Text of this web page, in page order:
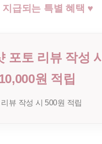
지급되는 특별 혜택 ♥
포토 리뷰 작성 시
원 적립
리뷰 작성 시 500원 적립